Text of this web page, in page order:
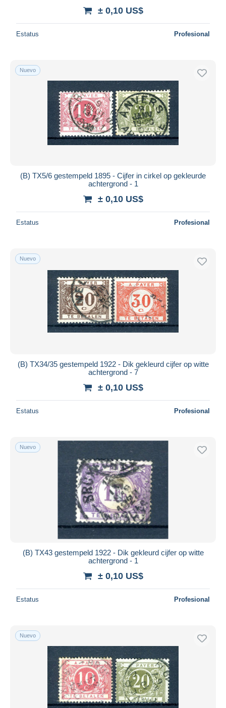
± 0,10 US$
Estatus Profesional
Nuevo
(B) TX5/6 gestempeld 1895 - Cijfer in cirkel op gekleurde
achtergrond - 1
± 0,10 US$
Estatus Profesional
Nuevo
(B) TX34/35 gestempeld 1922 - Dik gekleurd cijfer op witte
achtergrond - 7
± 0,10 US$
Estatus Profesional
Nuevo
(B) TX43 gestempeld 1922 - Dik gekleurd cijfer op witte
achtergrond - 1
± 0,10 US$
Estatus Profesional
Nuevo